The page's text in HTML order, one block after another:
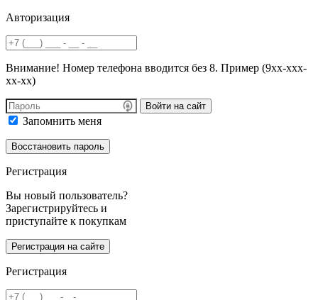
Авторизация
Внимание! Номер телефона вводится без 8. Пример (9хх-ххх-
хх-хх)
Войти на сайт
Запомнить меня
Регистрация
Вы новый пользователь?
Зарегистрируйтесь и
приступайте к покупкам
Регистрация